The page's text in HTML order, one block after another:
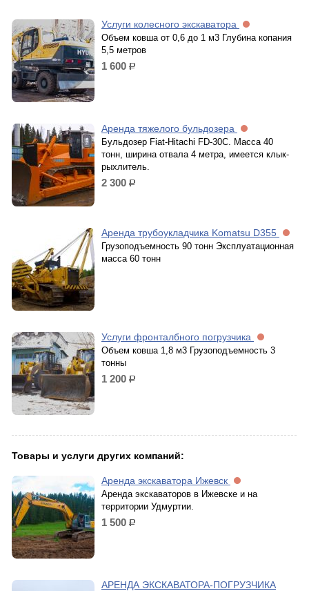
Услуги колесного экскаватора
Объем ковша от 0,6 до 1 м3 Глубина копания
5,5 метров
1 600 р.
Аренда тяжелого бульдозера
Бульдозер Fiat-Hitachi FD-30C. Масса 40
тонн, ширина отвала 4 метра, имеется клык-
рыхлитель.
2 300 р.
Аренда трубоукладчика Komatsu D355
Грузоподъемность 90 тонн Эксплуатационная
масса 60 тонн
Услуги фронталбного погрузчика
Объем ковша 1,8 м3 Грузоподъемность 3
тонны
1 200 р.
Товары и услуги других компаний:
Аренда экскаватора Ижевск
Аренда экскаваторов в Ижевске и на
территории Удмуртии.
1 500 р.
АРЕНДА ЭКСКАВАТОРА-ПОГРУЗЧИКА